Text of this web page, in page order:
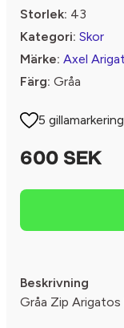
Storlek: 43
Kategori: Skor
Märke: Axel
Färg: Gråa
5
600 SEK
Beskrivning
Gråa Zip